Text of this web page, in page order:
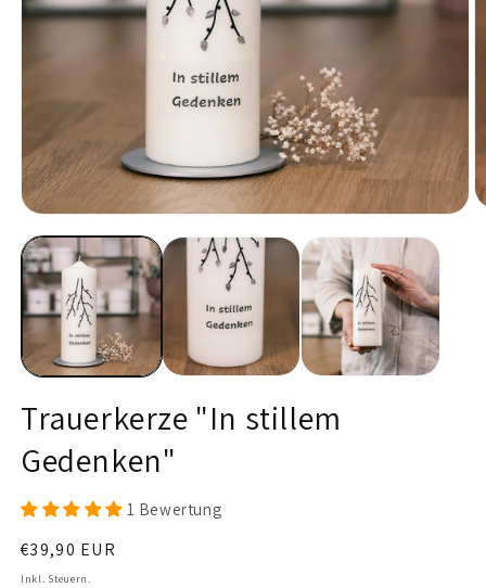
1
in
Modal
öffnen
Trauerkerze "In stillem
Gedenken"
1 Bewertung
Normaler
Preis
€39,90 EUR
Inkl. Steuern.